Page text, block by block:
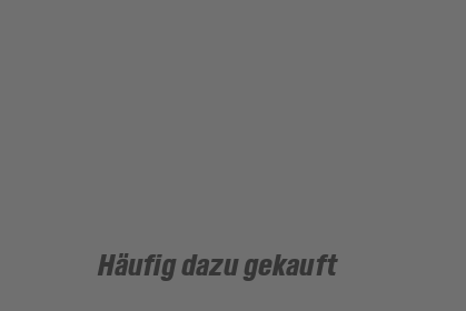
Häufig dazu gekauft